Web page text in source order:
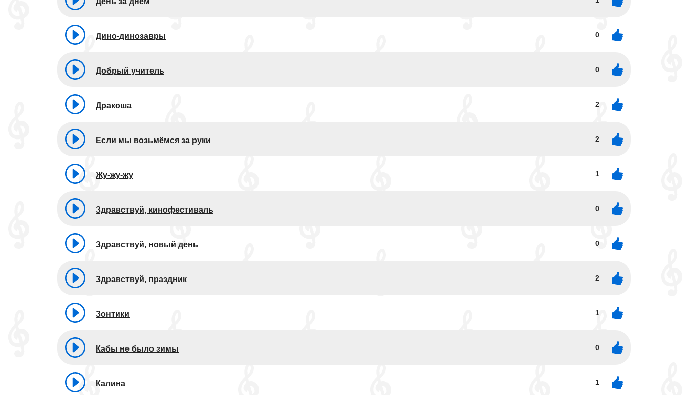
Дино-динозавры 0
Добрый учитель 0
Дракоша 2
Если мы возьмёмся за руки 2
Жу-жу-жу 1
Здравствуй, кинофестиваль 0
Здравствуй, новый день 0
Здравствуй, праздник 2
Зонтики 1
Кабы не было зимы 0
Калина 1